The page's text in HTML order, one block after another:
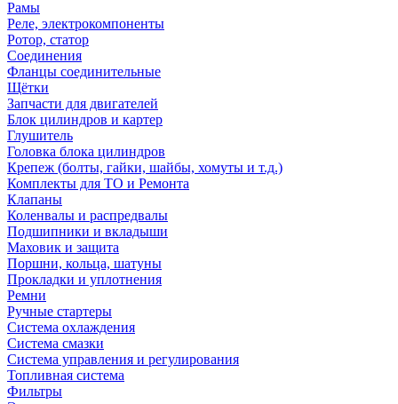
Рамы
Реле, электрокомпоненты
Ротор, статор
Соединения
Фланцы соединительные
Щётки
Запчасти для двигателей
Блок цилиндров и картер
Глушитель
Головка блока цилиндров
Крепеж (болты, гайки, шайбы, хомуты и т.д.)
Комплекты для ТО и Ремонта
Клапаны
Коленвалы и распредвалы
Подшипники и вкладыши
Маховик и защита
Поршни, кольца, шатуны
Прокладки и уплотнения
Ремни
Ручные стартеры
Система охлаждения
Система смазки
Система управления и регулирования
Топливная система
Фильтры